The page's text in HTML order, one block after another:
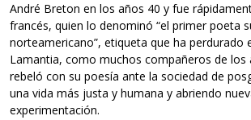
André Breton en los años 40 y fue
francés, quien lo denominó “el primer poeta
norteamericano”, etiqueta que ha perdurado
Lamantia, como muchos compañeros de los
rebeló con su poesía ante la sociedad de
una vida más justa y humana y abriendo
experimentación.